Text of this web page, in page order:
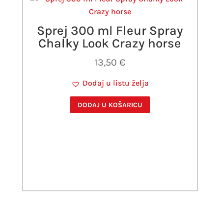
Sprej 300 ml Fleur Spray
Chalky Look Crazy horse
13,50€
Dodaj u listu želja
DODAJ U KOŠARICU